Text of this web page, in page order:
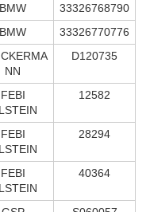
BMW
33326768790
BMW
33326770776
NN
D120735
FEBI
12582
FEBI
28294
FEBI
40364